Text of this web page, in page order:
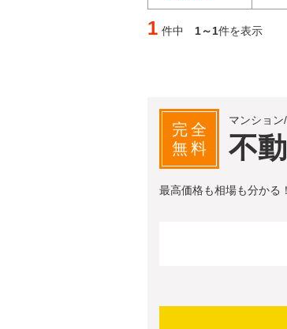
1 件中 1～1件を表示
完全
無料
マンショ
不
最高価格も相場も分かる